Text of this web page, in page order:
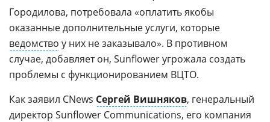
Городилова, потребовала «оплатить якобы
оказанные дополнительные услуги, которые
ведомство у них не заказывало». В противном
случае, добавляет он, Sunflower угрожала создать
проблемы с функционированием ВЦТО.
Как заявил CNews Сергей Вишняков, генеральный
директор Sunflower Communications, его компания